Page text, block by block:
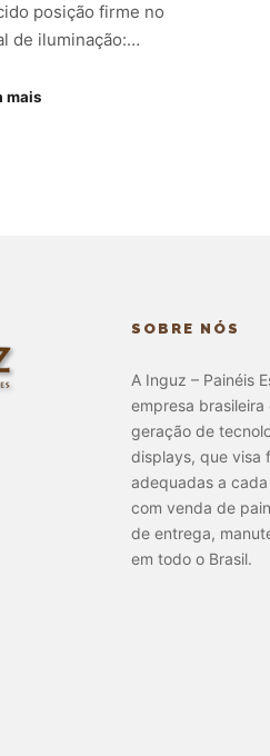
posição firme no
de iluminação:…
mais
SOBRE NÓS
A Inguz – Painéis
empresa
geração de
displays, que visa
adequadas a
com venda de
de entrega,
em todo o Brasil.